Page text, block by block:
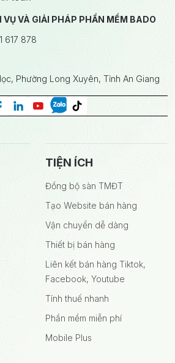
VÀ GIẢI PHÁP PHẦN MỀM BADO
617 878
Phường Long Xuyên, Tỉnh An Giang
TIỆN ÍCH
Đồng bộ sàn TMĐT
Tạo Website bán hàng
Vận chuyển dễ dàng
Thiết bị bán hàng
Liên kết bán hàng Tiktok,
Facebook, Youtube
Tính thuế nhanh
Phần mềm miễn phí
Mobile Plus